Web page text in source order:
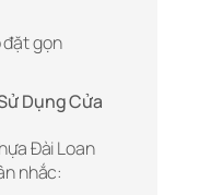
đặt gọn
Dụng Cửa
Đài Loan
nhắc: